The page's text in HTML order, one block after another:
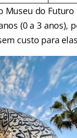
Museu do Futuro
(0 a 3 anos),
custo para